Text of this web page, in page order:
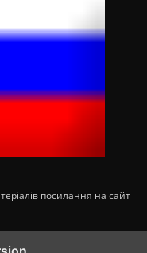
посилання на сайт